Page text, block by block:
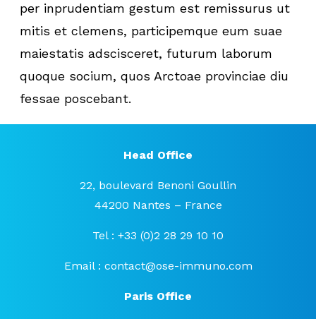
per inprudentiam gestum est remissurus ut
mitis et clemens, participemque eum suae
maiestatis adscisceret, futurum laborum
quoque socium, quos Arctoae provinciae diu
fessae poscebant.
Head Office
22, boulevard Benoni Goullin
44200 Nantes – France
Tel : +33 (0)2 28 29 10 10
Email : contact@ose-immuno.com
Paris Office